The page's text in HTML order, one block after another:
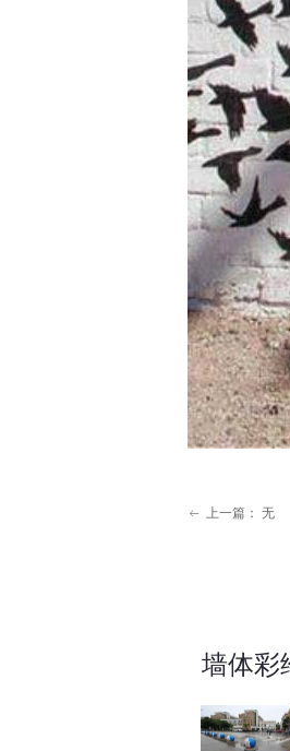
ꂃ 上一篇： 无
墙体彩